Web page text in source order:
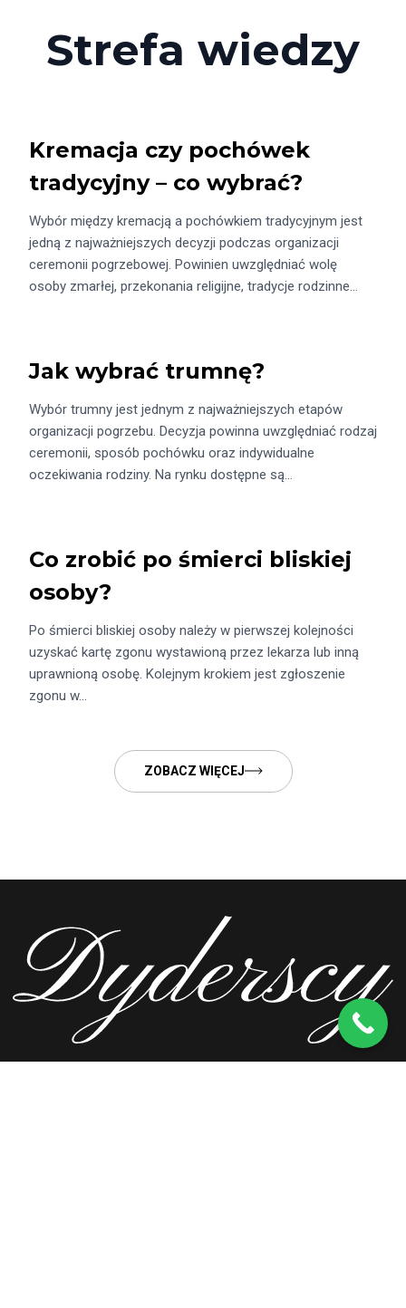
Strefa wiedzy
Kremacja czy pochówek
tradycyjny – co wybrać?
Wybór między kremacją a pochówkiem tradycyjnym jest
jedną z najważniejszych decyzji podczas organizacji
ceremonii pogrzebowej. Powinien uwzględniać wolę
osoby zmarłej, przekonania religijne, tradycje rodzinne…
Jak wybrać trumnę?
Wybór trumny jest jednym z najważniejszych etapów
organizacji pogrzebu. Decyzja powinna uwzględniać rodzaj
ceremonii, sposób pochówku oraz indywidualne
oczekiwania rodziny. Na rynku dostępne są…
Co zrobić po śmierci bliskiej
osoby?
Po śmierci bliskiej osoby należy w pierwszej kolejności
uzyskać kartę zgonu wystawioną przez lekarza lub inną
uprawnioną osobę. Kolejnym krokiem jest zgłoszenie
zgonu w…
ZOBACZ WIĘCEJ